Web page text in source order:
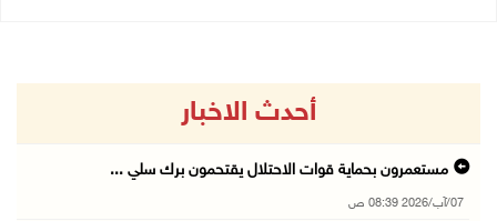
أحدث الاخبار
مستعمرون بحماية قوات الاحتلال يقتحمون برك سلي ...
07/آب/2026 08:39 ص